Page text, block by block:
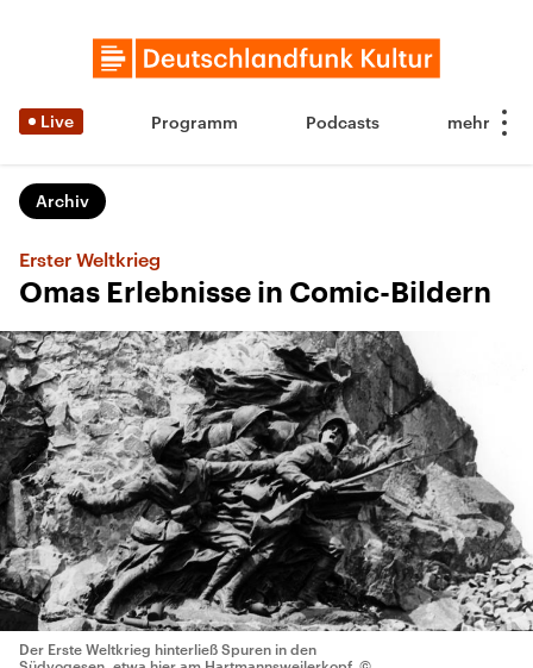
Live Programm Podcasts
Archiv
Erster Weltkrieg
Omas Erlebnisse in Comic-Bildern
Der Erste Weltkrieg hinterließ Spuren in den